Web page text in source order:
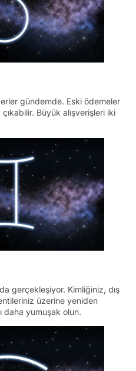
gündemde. Eski ödemeler
Büyük alışverişleri iki
gerçekleşiyor. Kimliğiniz, dış
üzerine yeniden
daha yumuşak olun.